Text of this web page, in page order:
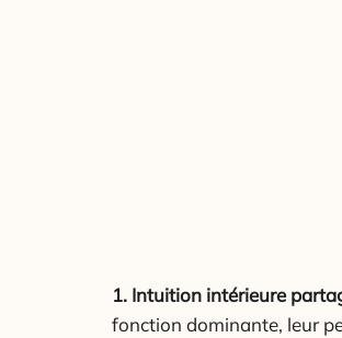
1. Intuition intérieure
fonction dominante, leur